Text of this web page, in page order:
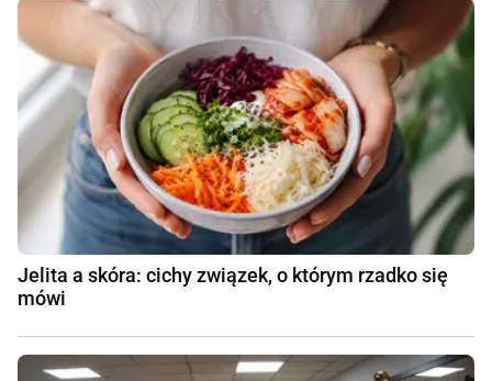
Jelita a skóra: cichy związek, o którym rzadko się
mówi